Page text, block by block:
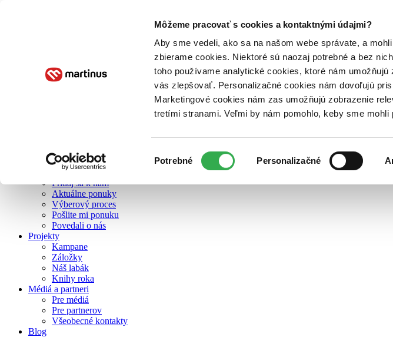
Môžeme pracovať s cookies a kontaktnými údajmi?
Aby sme vedeli, ako sa na našom webe správate, a
zbierame cookies. Niektoré sú naozaj potrebné a bez
toho používame analytické cookies, ktoré nám
vás zlepšovať. Personalizačné cookies nám dovoľujú
Marketingové cookies nám zas umožňujú zobrazenie
tretími stranami. Veľmi by nám pomohlo, keby sme
súhlasu
Potrebné Personalizačné
O nás
Zelený Martinus
Nerobíme rozdiely
Pridaj sa k nám
Aktuálne ponuky
Výberový proces
Pošlite mi ponuku
Povedali o nás
Projekty
Kampane
Záložky
Náš labák
Knihy roka
Médiá a partneri
Pre médiá
Pre partnerov
Všeobecné kontakty
Blog